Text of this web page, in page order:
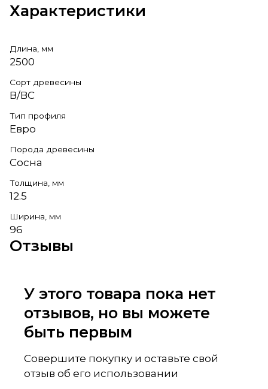
Характеристики
Длина, мм
2500
Сорт древесины
В/ВС
Тип профиля
Евро
Порода древесины
Сосна
Толщина, мм
12.5
Ширина, мм
96
Отзывы
У этого товара пока нет
отзывов, но вы можете
быть первым
Совершите покупку и оставьте свой
отзыв об его использовании